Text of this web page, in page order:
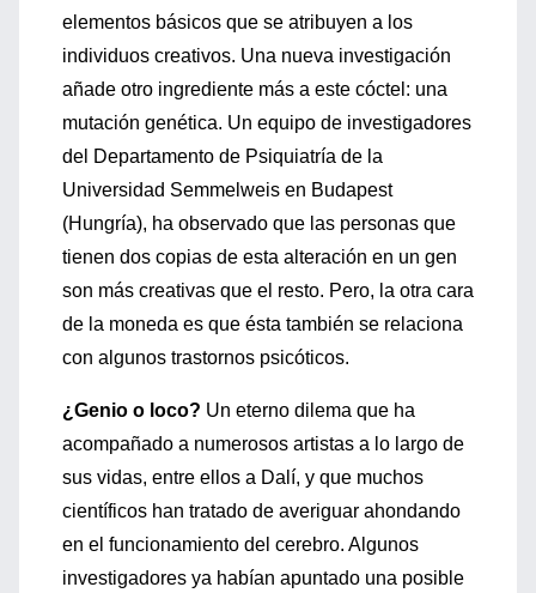
elementos básicos que se atribuyen a los
individuos creativos. Una nueva investigación
añade otro ingrediente más a este cóctel: una
mutación genética. Un equipo de investigadores
del Departamento de Psiquiatría de la
Universidad Semmelweis en Budapest
(Hungría), ha observado que las personas que
tienen dos copias de esta alteración en un gen
son más creativas que el resto. Pero, la otra cara
de la moneda es que ésta también se relaciona
con algunos trastornos psicóticos.
¿Genio o loco? Un eterno dilema que ha
acompañado a numerosos artistas a lo largo de
sus vidas, entre ellos a Dalí, y que muchos
científicos han tratado de averiguar ahondando
en el funcionamiento del cerebro. Algunos
investigadores ya habían apuntado una posible